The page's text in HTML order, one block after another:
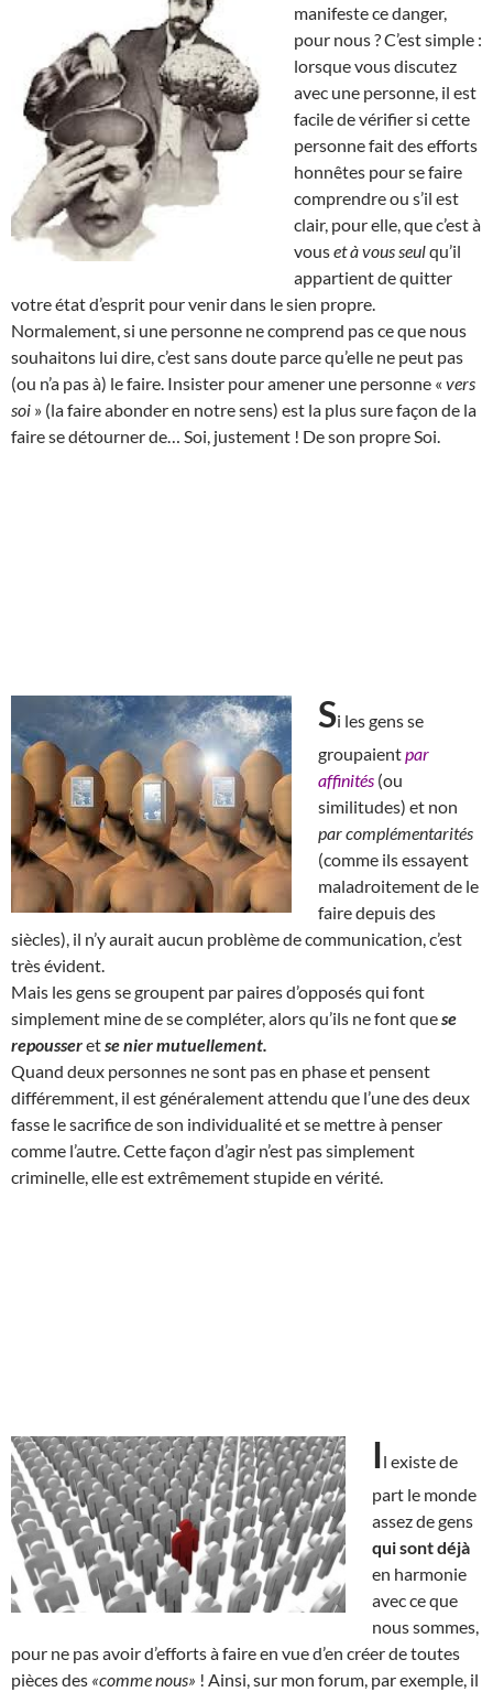
manifeste ce danger,
pour nous ? C’est simple :
lorsque vous discutez
avec une personne, il est
facile de vérifier si cette
personne fait des efforts
honnêtes pour se faire
comprendre ou s’il est
clair, pour elle, que c’est à
vouset à vous seulqu’il
appartient de quitter
votre état d’esprit pour venir dans le sien propre.
Normalement, si une personne ne comprend pas ce que nous
souhaitons lui dire, c’est sans doute parce qu’elle ne peut pas
(ou n’a pas à) le faire. Insister pour amener une personne « vers
soi » (la faire abonder en notre sens) est la plus sure façon de la
faire se détourner de… Soi, justement ! De son propre Soi.
Si les gens se
groupaientpar
affinités (ou
similitudes) et non
par complémentarités
(comme ils essayent
maladroitement de le
faire depuis des
siècles), il n’y aurait aucun problème de communication, c’est
très évident.
Mais les gens se groupent par paires d’opposés qui font
simplement mine de se compléter, alors qu’ils ne font quese
repousseretse nier mutuellement.
Quand deux personnes ne sont pas en phase et pensent
différemment, il est généralement attendu que l’une des deux
fasse le sacrifice de son individualité et se mettre à penser
comme l’autre. Cette façon d’agir n’est pas simplement
criminelle, elle est extrêmement stupide en vérité.
Il existe de
part le monde
assez de gens
qui sont déjà
en harmonie
avec ce que
nous sommes,
pour ne pas avoir d’efforts à faire en vue d’en créer de toutes
pièces des «comme nous» ! Ainsi, sur mon forum, par exemple, il